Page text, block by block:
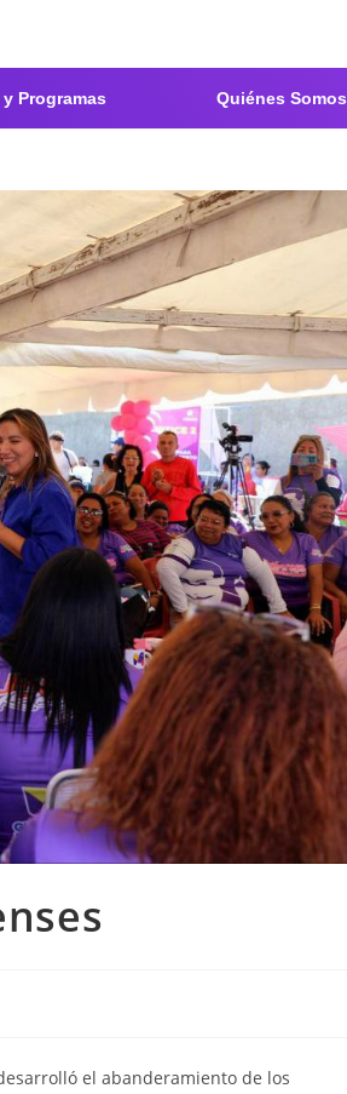
Programas Quiénes Somos
el abanderamiento de los